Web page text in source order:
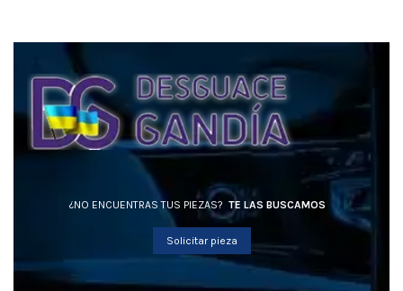
¿NO ENCUENTRAS TUS PIEZAS? TE LAS BUSCAMOS
Solicitar pieza